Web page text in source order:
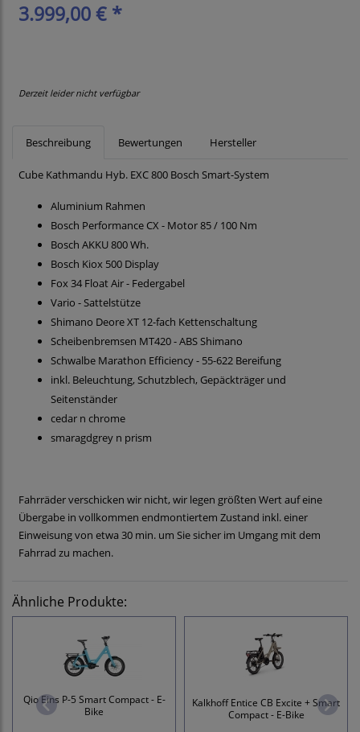
3.999,00 € *
Derzeit leider nicht verfügbar
Beschreibung Bewertungen Hersteller
Cube Kathmandu Hyb. EXC 800 Bosch Smart-System
Aluminium Rahmen
Bosch Performance CX - Motor 85 / 100 Nm
Bosch AKKU 800 Wh.
Bosch Kiox 500 Display
Fox 34 Float Air - Federgabel
Vario - Sattelstütze
Shimano Deore XT 12-fach Kettenschaltung
Scheibenbremsen MT420 - ABS Shimano
Schwalbe Marathon Efficiency - 55-622 Bereifung
inkl. Beleuchtung, Schutzblech, Gepäckträger und
Seitenständer
cedar n chrome
smaragdgrey n prism
Fahrräder verschicken wir nicht, wir legen größten Wert auf eine
Übergabe in vollkommen endmontiertem Zustand inkl. einer
Einweisung von etwa 30 min. um Sie sicher im Umgang mit dem
Fahrrad zu machen.
Ähnliche Produkte:
Qio Eins P-5 Smart Compact - E-
Bike
Kalkhoff Entice CB Excite + Smart
Compact - E-Bike